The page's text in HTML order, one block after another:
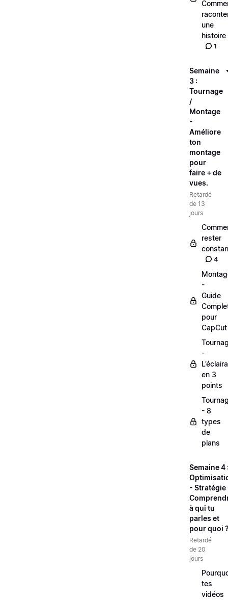
une
histoire
1
Semaine
3 :
Tournage
/
Montage
-
Améliore
ton
montage
pour
faire + de
vues.
Retardé
de 13
jours
rester
4
-
Guide
pour
CapCut
-
en 3
points
- 8
types
de
plans
Semaine 4
- Stratégie
à qui tu
parles et
pour quoi
Retardé
de 20
jours
tes
vidéos